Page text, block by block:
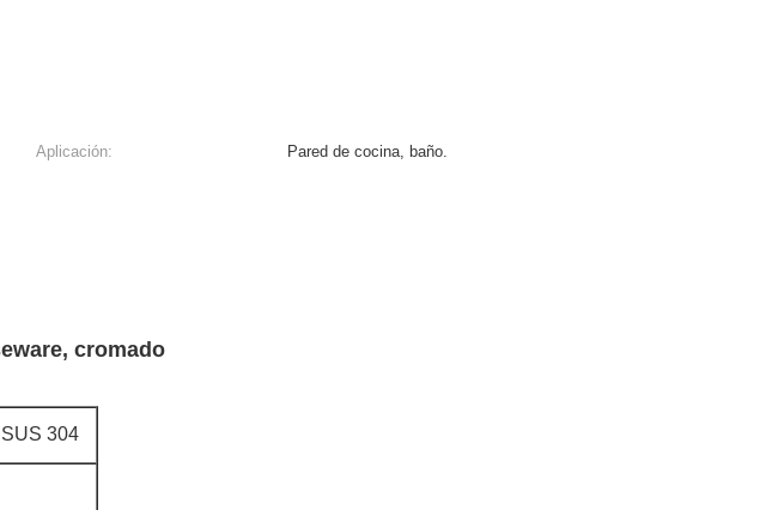
Aplicación:
Pared de cocina, baño.
cromado
304